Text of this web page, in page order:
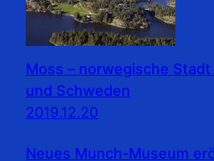
Moss – norwegische
und Schweden
2019.12.20
Neues Munch-Museum